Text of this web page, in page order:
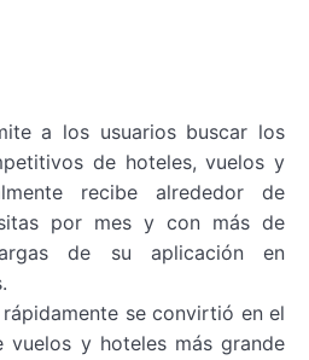
a los usuarios buscar los
de hoteles, vuelos y
recibe alrededor de
por mes y con más de
de su aplicación en
se convirtió en el
vuelos y hoteles más grande